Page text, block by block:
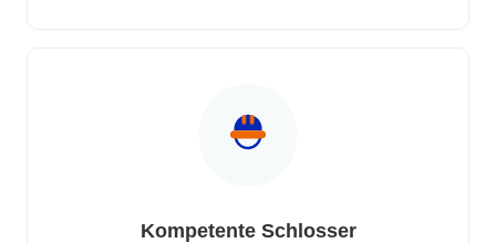
Kompetente Schlosser